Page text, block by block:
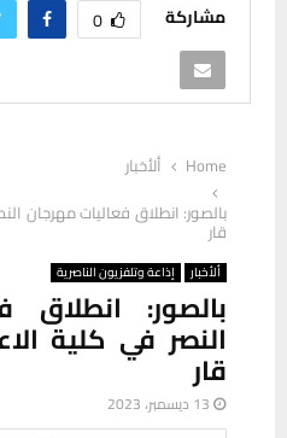
مشاركة 0
Home
ألأخبار
بالصور: انطلاق فعاليات مهرجان
قار
ألأخبار إذاعة وتلفزيون الناصرية
بالصور: انطلاق
النصر في كلية
قار
13 ديسمبر، 2023